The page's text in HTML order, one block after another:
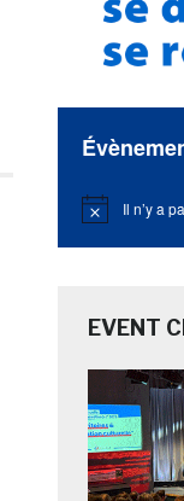
Notice Il n’y a
EVENT